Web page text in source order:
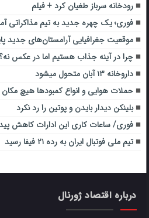
رودخانه سرباز طغیان کرد + فیلم
فوری؛ یک چهره جدید به تیم مذاکراتی
موقعیت جغرافیایی آرامستان‌های جدید
چرا در آینه جذاب هستیم اما در عکس نه؟
داروخانه ۱۳ آبان متحول میشود
حملات هوایی و انواع کمبودها هیچ مکان
بلینکن دیدار بایدن و پوتین را رد نکرد
فوری/ ساعات کاری این ادارات کاهش
تیم ملی فوتبال ایران به رده ۲۱ فیفا رسید
درباره اقتصاد ژورنال